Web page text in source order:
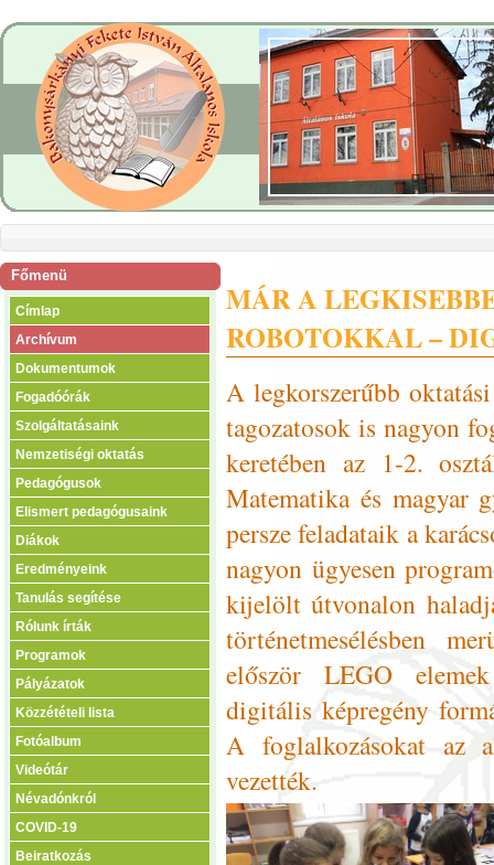
Főmenü
Címlap
Archívum
Dokumentumok
Fogadóórák
Szolgáltatásaink
Nemzetiségi oktatás
Pedagógusok
Elismert pedagógusaink
Diákok
Eredményeink
Tanulás segítése
Rólunk írták
Programok
Pályázatok
Közzétételi lista
Fotóalbum
Videótár
Névadónkról
COVID-19
Beiratkozás
MÁR A
ROBOTOKKAL –
A legkorszerűbb
tagozatosok is nagyon
keretében az 1-2.
Matematika és magyar
persze feladataik a
nagyon ügyesen
kijelölt útvonalon
történetmesélésben
először LEGO
digitális képregény
A foglalkozásokat az
vezették.